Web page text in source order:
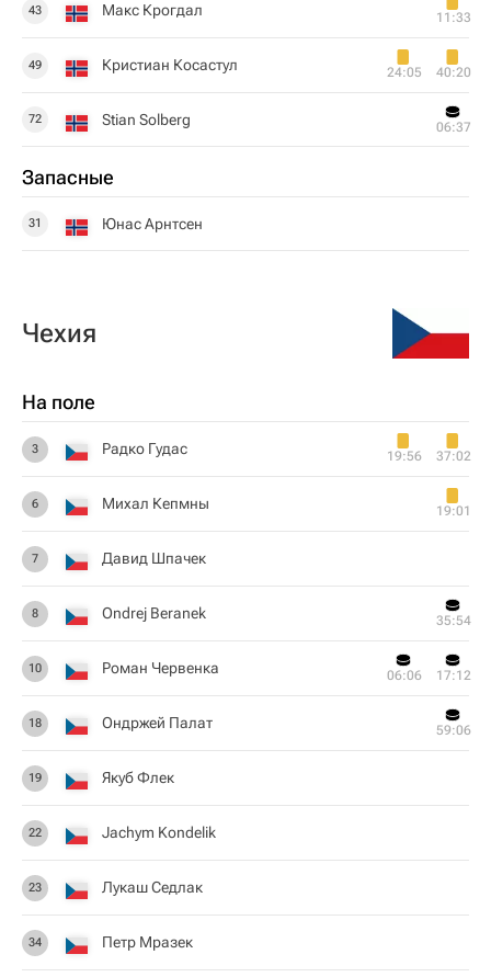
43 Макс Крогдал 11:33
49 Кристиан Косастул 24:05 40:20
72 Stian Solberg 06:37
Запасные
31 Юнас Арнтсен
Чехия
На поле
3 Радко Гудас 19:56 37:02
6 Михал Кепмны 19:01
7 Давид Шпачек
8 Ondrej Beranek 35:54
10 Роман Червенка 06:06 17:12
18 Ондржей Палат 59:06
19 Якуб Флек
22 Jachym Kondelik
23 Лукаш Седлак
34 Петр Мразек